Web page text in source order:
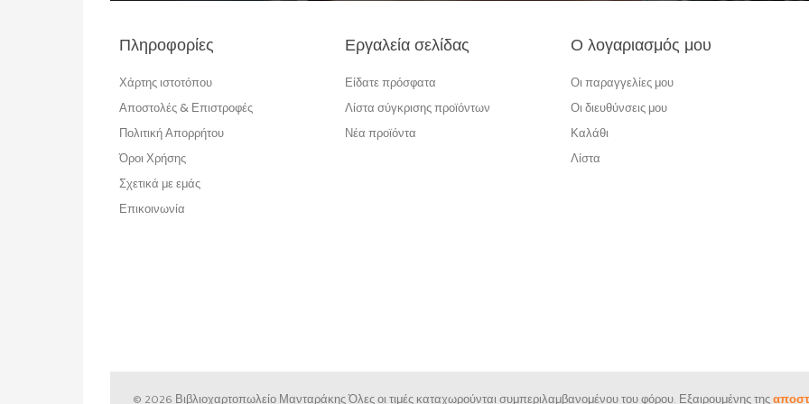
Πληροφορίες
Χάρτης ιστοτόπου
Αποστολές & Επιστροφές
Πολιτική Απορρήτου
Όροι Χρήσης
Σχετικά με εμάς
Επικοινωνία
Εργαλεία σελίδας
Είδατε πρόσφατα
Λίστα σύγκρισης προϊόντων
Νέα προϊόντα
Ο λογαριασμός μου
Οι παραγγελίες μου
Οι διευθύνσεις μου
Καλάθι
Λίστα
© 2026 Βιβλιοχαρτοπωλείο Μανταράκης Όλες οι τιμές καταχωρούνται συμπεριλαμβανομένου του φόρου. Εξαιρουμένης της